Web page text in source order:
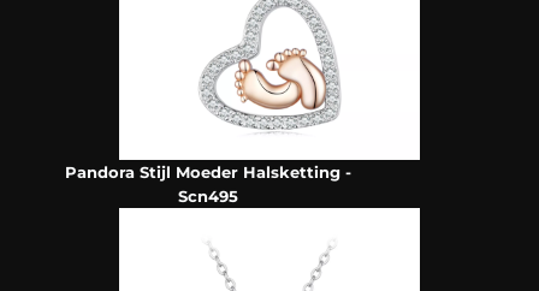
Pandora Stijl Moeder Halsketting -
Scn495